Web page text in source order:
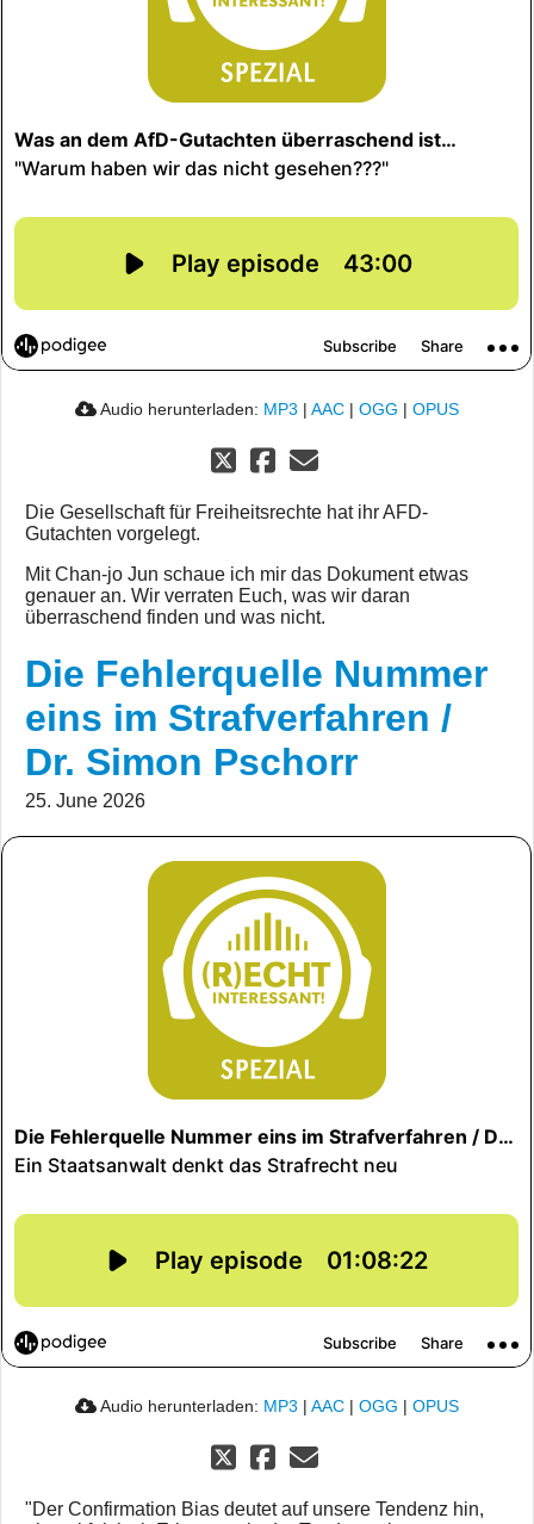
Audio herunterladen: MP3 | AAC | OGG | OPUS
Die Gesellschaft für Freiheitsrechte hat ihr AFD-
Gutachten vorgelegt.
Mit Chan-jo Jun schaue ich mir das Dokument etwas
genauer an. Wir verraten Euch, was wir daran
überraschend finden und was nicht.
Die Fehlerquelle Nummer
eins im Strafverfahren /
Dr. Simon Pschorr
25. June 2026
Audio herunterladen: MP3 | AAC | OGG | OPUS
"Der Confirmation Bias deutet auf unsere Tendenz hin,